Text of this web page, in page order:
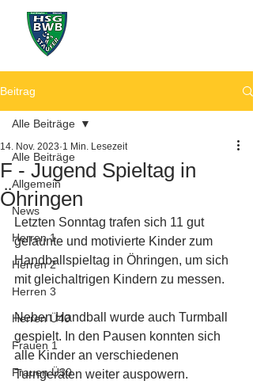
Beitrag
Alle Beiträge
Allgemein
News
Herren 1
Herren 2
Herren 3
Herren Ü40
Frauen 1
Frauen Ü30
Alle Beiträge
F - Jugend Spieltag in
Öhringen
14. Nov. 2023 1 Min. Lesezeit
Letzten Sonntag trafen sich 11 gut
gelaunte und motivierte Kinder zum
Handballspieltag in Öhringen, um sich
mit gleichaltrigen Kindern zu messen.
Neben Handball wurde auch Turmball
gespielt. In den Pausen konnten sich
alle Kinder an verschiedenen
Turngeräten weiter auspowern.